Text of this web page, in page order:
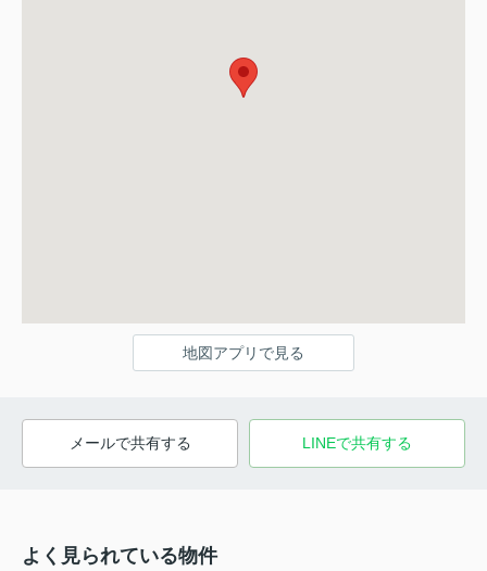
地図アプリで見る
メールで共有する LINEで共有する
よく見られている物件